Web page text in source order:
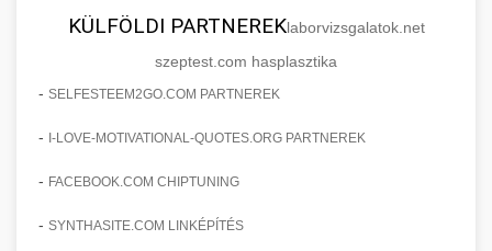
KÜLFÖLDI PARTNEREKlaborvizsgalatok.net
szeptest.com hasplasztika
- SELFESTEEM2GO.COM PARTNEREK
- I-LOVE-MOTIVATIONAL-QUOTES.ORG PARTNEREK
- FACEBOOK.COM CHIPTUNING
- SYNTHASITE.COM LINKÉPÍTÉS